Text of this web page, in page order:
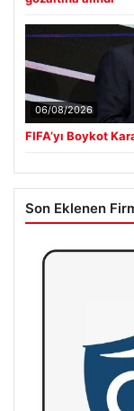
06/08/2026
FIFA’yı Boykot
Son Eklenen